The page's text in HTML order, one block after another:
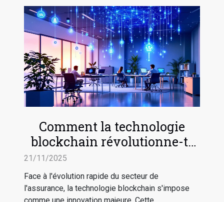
Comment la technologie
blockchain révolutionne-t-
elle l'assurance ?
21/11/2025
Face à l'évolution rapide du secteur de
l'assurance, la technologie blockchain s'impose